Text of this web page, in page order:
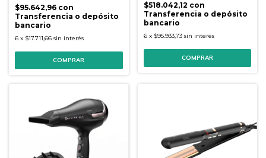
$95.642,96 con
Transferencia o depósito
bancario
6 x $17.711,66 sin interés
$518.042,12 con
Transferencia o depósito
bancario
6 x $95.933,73 sin interés